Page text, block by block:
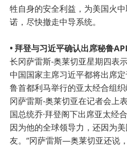
牲自身的安全利益，为美国火
诺，尽快撤走中导系统。
• 拜登与习近平确认出席秘鲁
长冈萨雷斯-奥莱切亚星期四表
中国国家主席习近平都将出席
鲁首都利马举行的亚太经合组
冈萨雷斯-奥莱切亚在记者会上
国总统乔·拜登阁下出席亚太经
因为他的全球领导力，还因为
友。”冈萨雷斯—奥莱切亚还说